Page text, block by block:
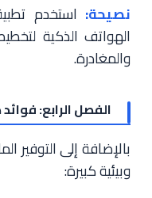
نصيحة: استخدم
الهواتف الذكية
والمغادرة.
الفصل الرابع:
بالإضافة إلى التوفير
وبيئية كبيرة: